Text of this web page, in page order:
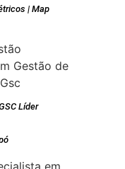
| Map
Líder